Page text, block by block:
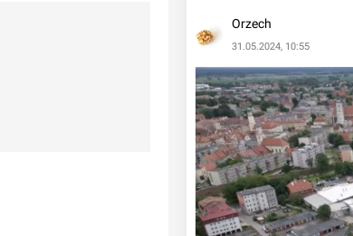
Orzech
31.05.2024, 10:55